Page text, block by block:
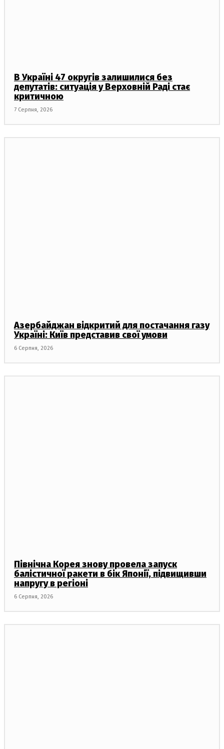
В Україні 47 округів залишилися без
депутатів: ситуація у Верховній Раді стає
критичною
7 Серпня, 2026
Азербайджан відкритий для постачання газу
Україні: Київ представив свої умови
6 Серпня, 2026
Північна Корея знову провела запуск
балістичної ракети в бік Японії, підвищивши
напругу в регіоні
6 Серпня, 2026